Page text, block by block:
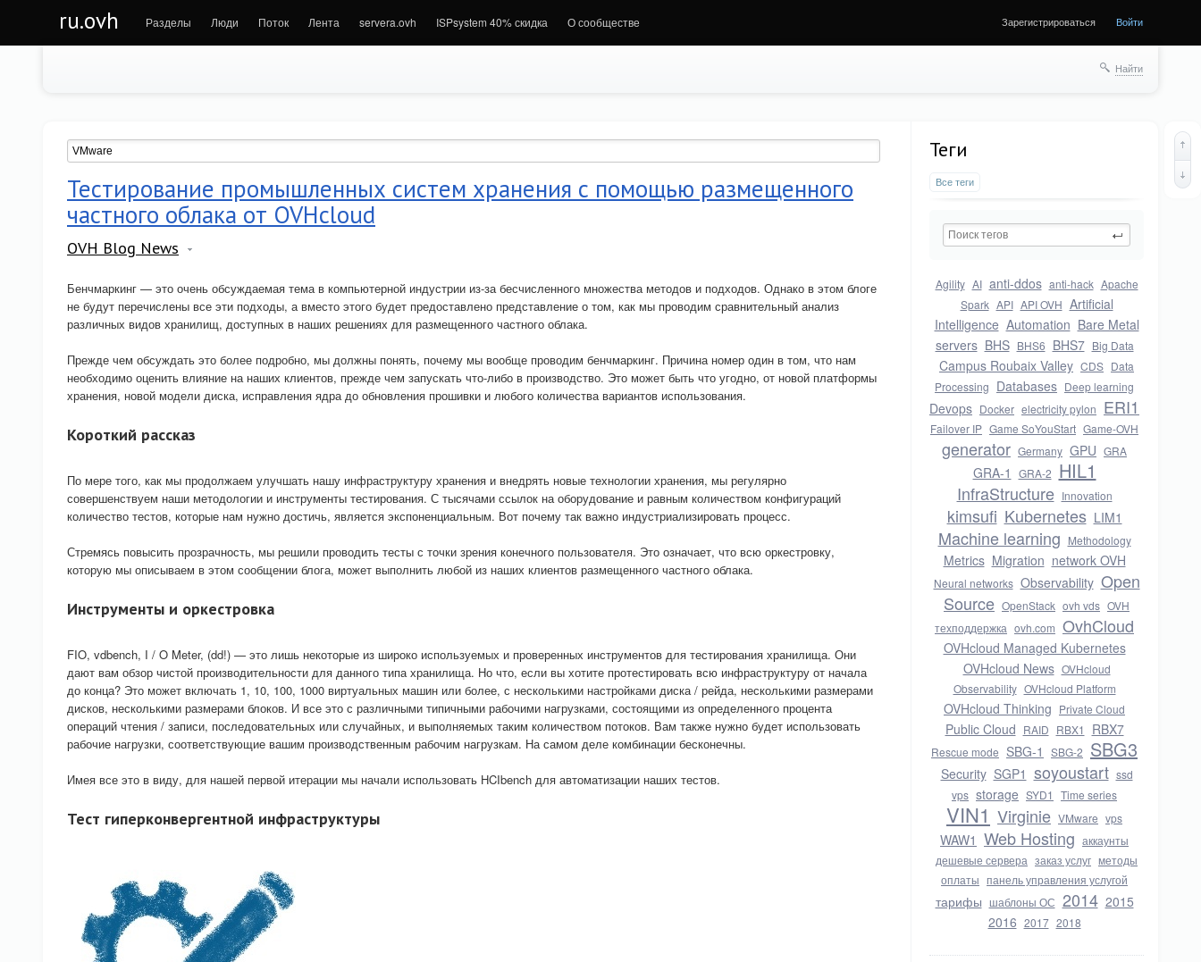
ru.ovh Разделы Люди Поток Лента servera.ovh ISPsystem 40% скидка О сообществе Зарегистрироваться Войти
Найти
Теги
Все теги
Agility AI anti-ddos anti-hack Apache
Spark API API OVH Artificial
Intelligence Automation Bare Metal
servers BHS BHS6 BHS7 Big Data
Campus Roubaix Valley CDS Data
Processing Databases Deep learning
Devops Docker electricity pylon ERI1
Failover IP Game SoYouStart Game-OVH
generator Germany GPU GRA
GRA-1 GRA-2 HIL1
InfraStructure Innovation
kimsufi Kubernetes LIM1
Machine learning Methodology
Metrics Migration network OVH
Neural networks Observability Open
Source OpenStack ovh vds OVH
техподдержка ovh.com OvhCloud
OVHcloud Managed Kubernetes
OVHcloud News OVHcloud
Observability OVHcloud Platform
OVHcloud Thinking Private Cloud
Public Cloud RAID RBX1 RBX7
Rescue mode SBG-1 SBG-2 SBG3
Security SGP1 soyoustart ssd
vps storage SYD1 Time series
VIN1 Virginie VMware vps
WAW1 Web Hosting аккаунты
дешевые сервера заказ услуг методы
оплаты панель управления услугой
тарифы шаблоны ОС 2014 2015
2016 2017 2018
Тестирование промышленных систем хранения с помощью размещенного
частного облака от OVHcloud
OVH Blog News
Бенчмаркинг — это очень обсуждаемая тема в компьютерной индустрии из-за бесчисленного множества методов и подходов. Однако в этом блоге
не будут перечислены все эти подходы, а вместо этого будет предоставлено представление о том, как мы проводим сравнительный анализ
различных видов хранилищ, доступных в наших решениях для размещенного частного облака.
Прежде чем обсуждать это более подробно, мы должны понять, почему мы вообще проводим бенчмаркинг. Причина номер один в том, что нам
необходимо оценить влияние на наших клиентов, прежде чем запускать что-либо в производство. Это может быть что угодно, от новой платформы
хранения, новой модели диска, исправления ядра до обновления прошивки и любого количества вариантов использования.
Короткий рассказ
По мере того, как мы продолжаем улучшать нашу инфраструктуру хранения и внедрять новые технологии хранения, мы регулярно
совершенствуем наши методологии и инструменты тестирования. С тысячами ссылок на оборудование и равным количеством конфигураций
количество тестов, которые нам нужно достичь, является экспоненциальным. Вот почему так важно индустриализировать процесс.
Стремясь повысить прозрачность, мы решили проводить тесты с точки зрения конечного пользователя. Это означает, что всю оркестровку,
которую мы описываем в этом сообщении блога, может выполнить любой из наших клиентов размещенного частного облака.
Инструменты и оркестровка
FIO, vdbench, I / O Meter, (dd!) — это лишь некоторые из широко используемых и проверенных инструментов для тестирования хранилища. Они
дают вам обзор чистой производительности для данного типа хранилища. Но что, если вы хотите протестировать всю инфраструктуру от начала
до конца? Это может включать 1, 10, 100, 1000 виртуальных машин или более, с несколькими настройками диска / рейда, несколькими размерами
дисков, несколькими размерами блоков. И все это с различными типичными рабочими нагрузками, состоящими из определенного процента
операций чтения / записи, последовательных или случайных, и выполняемых таким количеством потоков. Вам также нужно будет использовать
рабочие нагрузки, соответствующие вашим производственным рабочим нагрузкам. На самом деле комбинации бесконечны.
Имея все это в виду, для нашей первой итерации мы начали использовать HCIbench для автоматизации наших тестов.
Тест гиперконвергентной инфраструктуры